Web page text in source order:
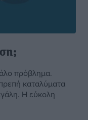
πρόβλημα.
καταλύματα
Η εύκολη